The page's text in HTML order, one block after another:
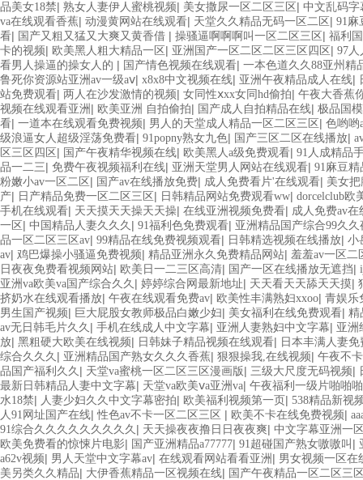
品美女18禁| 熟女人妻伊人蜜桃视频| 美女撒尿一区二区三区 | 中文乱码字
va在线观看香蕉| 动漫黄网站在线观看| 天堂久久精品无码一区二区 | 91麻
看| 国产又粗又猛又大爽又黄香借 | 操骚逼啊啊啊叫一区二区三区 | 福利
卡的视频| 欧美黑人粗大精品一区 | 亚洲国产一区二区二区三区四区 | 97人
看男人操逼的操女人的 | 国产情色视频在线观看| 一本色道久久88亚州精
鲁死你资源站亚洲av一级aⅴ| x8x8中文视频在线| 亚洲午夜精品成人在线|
站免费观看| 两人在沙发激情的视频| 女同性ⅹxx女同hd偷拍| 午夜大香蕉
视频在线观看亚洲 | 欧美亚洲 自拍偷拍| 国产成人自拍精品在线| 极品国
看| 一道本在线观看免费视频| 男人的天堂成人精品一区二区三区 | 色哟哟
级浪逼女人超级淫荡免费看| 91popny熟女九色| 国产三区二区在线播放|
区三区四区 | 国产午夜精华视频在线| 欧美黑人a级免费观看| 91人成精品
品一二三| 免费午夜视频福利在线| 亚洲天堂男人网站在线观看| 91麻豆
粉嫩小av一区二区 | 国产av在线播放免费| 成人免费看片'在线观看| 美女
产| 日产精品免费一区二区三区 | 日韩精品网站免费观看ww| dorcelclub欧
手机在线观看| 天天摸天天操天天操| 在线亚洲视频免费看| 成人免费av在
一区 | 中国精品人妻久久久 | 91福利色免费观看| 亚洲精品国产综合99久久
品一区二区三区av| 99精品在线免费视频观看| 日韩精选视频在线播放| 小
av| 鸡巴爆操小骚逼免费视频| 精品亚洲永久免费精品网站| 羞羞av一区二
日夜夜免费看视频网站| 欧美日一二三区高清| 国产一区在线播放无遮挡|
亚洲va欧美va国产综合久久 | 婷婷综合网最新地址| 天天看天天舔天天摸|
挤奶水在线观看播放| 午夜在线观看免费av| 欧美性丰满熟妇xxoo| 青娱乐
男生国产视频| 巨大屁股女教师极品白嫩少妇| 美女福利在线免费观看| 精
av无日韩毛片久久 | 手机在线成人中文字幕| 亚洲人妻熟妇中文字幕| 亚洲
放| 黑粗硬大欧美在线视频| 日韩妹子精品视频在线观看| 日本丰满人妻免
综合久久久 | 亚洲精品国产熟女久久久香蕉| 狠狠操我,在线视频| 午夜不
品国产福利久久 | 天堂va蜜桃一区二区三区漫画版 | 三级大尺度无码视频|
最新日韩精品人妻中文字幕| 天堂va欧美ⅴa亚洲va| 午夜福利一级片啪啪啪
水18禁| 人妻少妇久久中文字幕密拍| 欧美福利视频第一页 | 538精品新视
人91网址国产在线|性色av不卡一区二区三区 | 欧美不卡在线免费视频|
91综合久久久久久久久久久 | 天天操夜夜撸日日夜夜爽| 中文字幕亚洲一
欧美免费看的惊悚片电影| 国产亚洲精品a77777| 91超碰国产熟女嗷嗷叫 |
a62v视频| 男人天堂中文字幕av| 在线观看网站看看亚洲 | 男女视频一区在
美另类久久精品| 大伊香蕉精品一区视频在线| 国产午夜精品一区二区三